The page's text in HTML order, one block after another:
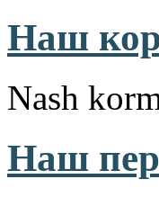
Наш
Nash
Наш